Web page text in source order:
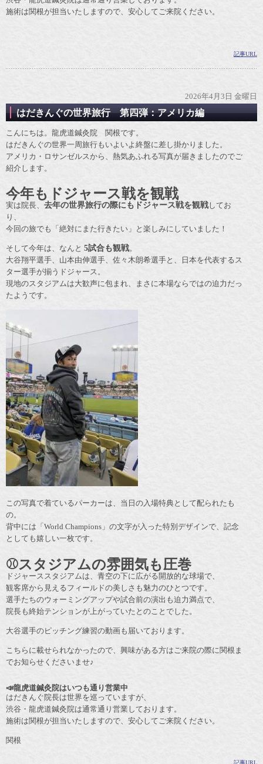
施術は関根が担当いたしますので、安心してご来院ください。
記事URL
2026年4月3日 金曜日
はだきんぐの世界旅行 第四弾：アメリカ編
こんにちは。龍虎道鍼灸院 関根です。
はだきんぐの世界一周旅行もいよいよ終盤に差し掛かりました。
アメリカ・ロサンゼルスから、熱気あふれる写真が届きましたのでご
紹介します。
今年もドジャース戦を観戦
実は院長、 去年の世界旅行の際にもドジャース戦を観戦 してお
り、
今回の旅でも「絶対にまた行きたい」と楽しみにしていました！
そして今年は、なんと 5試合も観戦。
大谷翔平選手、山本由伸選手、佐々木朗希選手と、日本を代表するス
ター選手が揃うドジャース。
現地のスタジアムは大歓声に包まれ、まさに本場ならではの迫力だっ
たようです。
この写真で着ているパーカーは、当日の入場特典として配られたも
の。
背中には「World Champions」の文字が入った特別デザインで、記念
としても嬉しい一枚です。
⚾スタジアムの雰囲気も圧巻
ドジャーススタジアムは、青空の下に広がる開放的な球場で、
観客席から見えるフィールドの美しさも魅力のひとつです。
選手たちのウォーミングアップや試合前の演出も迫力満点で、
院長も終始テンションが上がっていたとのことでした。
大谷選手のピッチング練習の動画も届いております。
こちらに載せられなかったので、興味がある方はご来院の際に関根ま
でお知らせくださいませ♪
📣龍虎道鍼灸院はいつも通り営業中
はだきんぐ院長は世界を巡っていますが、
渋谷・龍虎道鍼灸院は通常通り営業しております。
施術は関根が担当いたしますので、安心してご来院ください。
関根
記事URL